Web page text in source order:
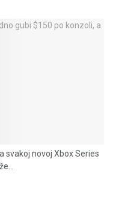
svakoj novoj Xbox Series